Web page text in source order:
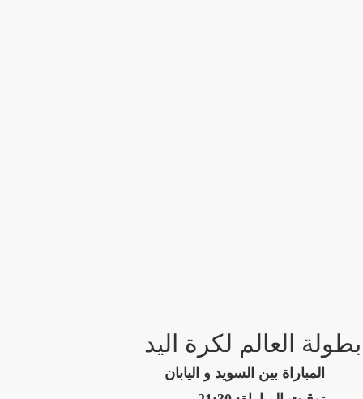
بطولة العالم لكرة اليد
المباراة بين السويد و اليابان